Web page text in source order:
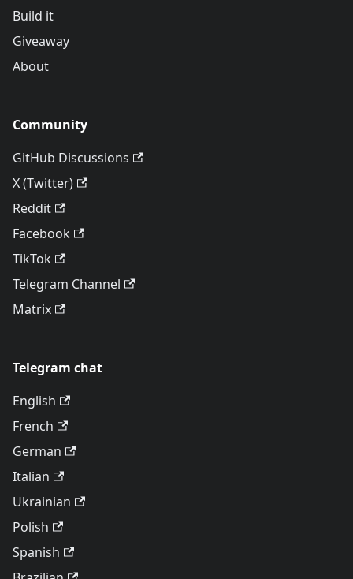
Build it
Giveaway
About
Community
GitHub Discussions
X (Twitter)
Reddit
Facebook
TikTok
Telegram Channel
Matrix
Telegram chat
English
French
German
Italian
Ukrainian
Polish
Spanish